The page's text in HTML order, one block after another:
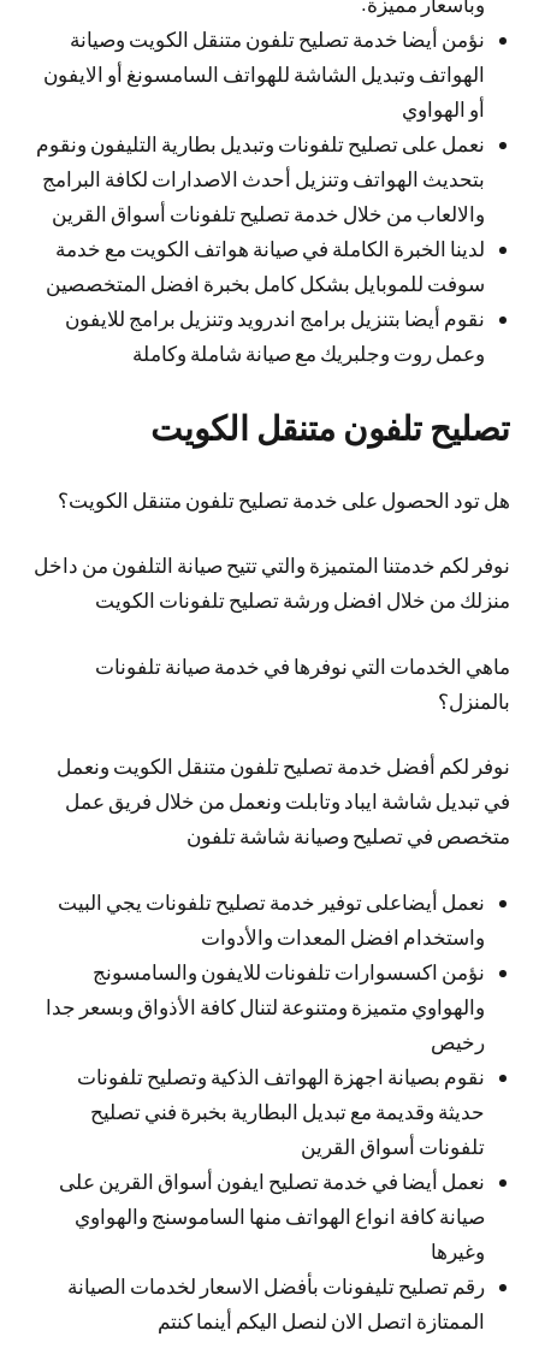
نؤمن أيضا خدمة تصليح تلفون متنقل الكويت وصيانة
الهواتف وتبديل الشاشة للهواتف السامسونغ أو الايفون
أو الهواوي
نعمل على تصليح تلفونات وتبديل بطارية التليفون ونقوم
بتحديث الهواتف وتنزيل أحدث الاصدارات لكافة البرامج
والالعاب من خلال خدمة تصليح تلفونات أسواق القرين
لدينا الخبرة الكاملة في صيانة هواتف الكويت مع خدمة
سوفت للموبايل بشكل كامل بخبرة افضل المتخصصين
نقوم أيضا بتنزيل برامج اندرويد وتنزيل برامج للايفون
وعمل روت وجلبريك مع صيانة شاملة وكاملة
تصليح تلفون متنقل الكويت
هل تود الحصول على خدمة تصليح تلفون متنقل الكويت؟
نوفر لكم خدمتنا المتميزة والتي تتيح صيانة التلفون من داخل
منزلك من خلال افضل ورشة تصليح تلفونات الكويت
ماهي الخدمات التي نوفرها في خدمة صيانة تلفونات
بالمنزل؟
نوفر لكم أفضل خدمة تصليح تلفون متنقل الكويت ونعمل
في تبديل شاشة ايباد وتابلت ونعمل من خلال فريق عمل
متخصص في تصليح وصيانة شاشة تلفون
نعمل أيضاعلى توفير خدمة تصليح تلفونات يجي البيت
واستخدام افضل المعدات والأدوات
نؤمن اكسسوارات تلفونات للايفون والسامسونج
والهواوي متميزة ومتنوعة لتنال كافة الأذواق وبسعر جدا
رخيص
نقوم بصيانة اجهزة الهواتف الذكية وتصليح تلفونات
حديثة وقديمة مع تبديل البطارية بخبرة فني تصليح
تلفونات أسواق القرين
نعمل أيضا في خدمة تصليح ايفون أسواق القرين على
صيانة كافة انواع الهواتف منها الساموسنج والهواوي
وغيرها
رقم تصليح تليفونات بأفضل الاسعار لخدمات الصيانة
الممتازة اتصل الان لنصل اليكم أينما كنتم